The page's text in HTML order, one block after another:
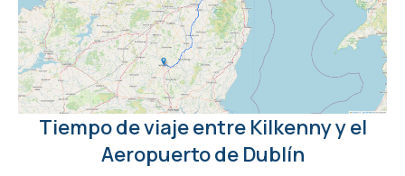
Tiempo de viaje entre Kilkenny y el
Aeropuerto de Dublín